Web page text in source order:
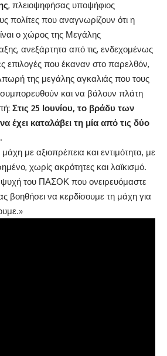
, πλειοψηφήσας υποψήφιος
πολίτες που αναγνωρίζουν ότι η
ο χώρος της Μεγάλης
ανεξάρτητα από τις, ενδεχομένως
επιλογές που έκαναν στο παρελθόν,
της μεγάλης αγκαλιάς που τους
συμπορευθούν και να βάλουν πλάτη
Στις 25 Ιουνίου, το βράδυ των
καταλάβει τη μία από τις δύο
με αξιοπρέπεια και εντιμότητα, με
χωρίς ακρότητες και λαϊκισμό.
ψυχή του ΠΑΣΟΚ που ονειρευόμαστε
βοηθήσει να κερδίσουμε τη μάχη για